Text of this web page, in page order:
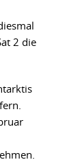
2 die